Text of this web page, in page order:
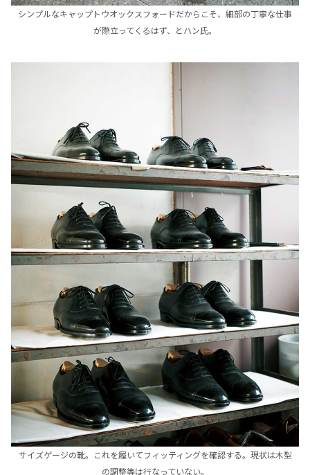
シンプルなキャップトウオックスフォードだからこそ、細部の丁寧な仕事
が際立ってくるはず、とハン氏。
サイズゲージの靴。これを履いてフィッティングを確認する。現状は木型
の調整等は行なっていない。